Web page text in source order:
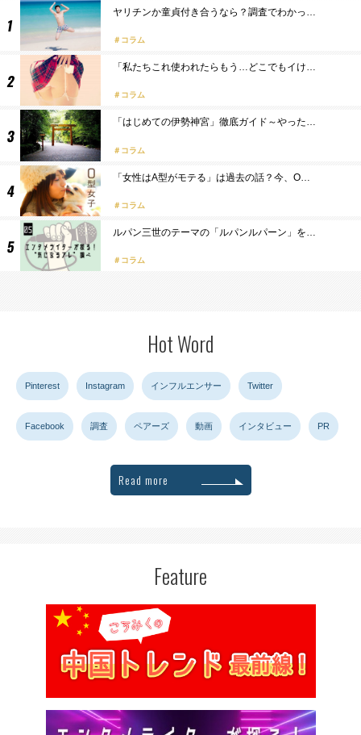
ヤリチンか童貞付き合うなら？調査でわかっ…
コラム
「私たちこれ使われたらもう…どこでもイけ…
コラム
「はじめての伊勢神宮」徹底ガイド～やった…
コラム
「女性はA型がモテる」は過去の話？今、O…
コラム
ルパン三世のテーマの「ルパンルパーン」を…
コラム
Hot Word
Pinterest Instagram インフルエンサー Twitter
Facebook 調査 ペアーズ 動画 インタビュー PR
Read more
Feature